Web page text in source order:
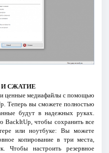
СЖАТИЕ
ценные медиафайлы с помощью
Теперь вы сможете полностью
будут в надежных руках.
BackItUp, чтобы сохранить все
или ноутбуке: Вы можете
копирование в три места,
Чтобы настроить резервное